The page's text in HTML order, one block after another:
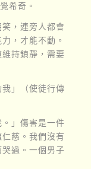
希奇。
，連旁人都會
，才能不動。
持鎮靜，需要
」（使徒行傳
」傷害是一件
慈。我們沒有
過。一個男子